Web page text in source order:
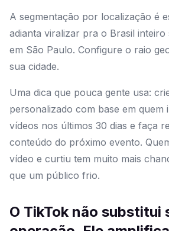
A segmentação por localização é
adianta viralizar pra o Brasil inteiro
em São Paulo. Configure o raio
sua cidade.
Uma dica que pouca gente usa:
personalizado com base em quem
vídeos nos últimos 30 dias e faça
conteúdo do próximo evento.
vídeo e curtiu tem muito mais
que um público frio.
O TikTok não substitui